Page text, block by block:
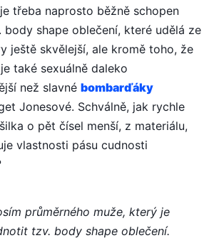
třeba naprosto běžně schopen
shape oblečení, které udělá ze
ještě skvělejší, ale kromě toho, že
také sexuálně daleko
než slavné bombarďáky
Jonesové. Schválně, jak rychle
o pět čísel menší, z materiálu,
vlastnosti pásu cudnosti
průměrného muže, který je
tzv. body shape oblečení.